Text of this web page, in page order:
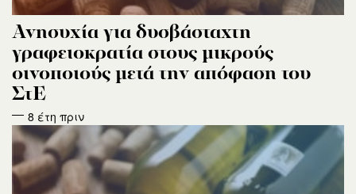
Ανησυχία για δυσβάσταχτη
γραφειοκρατία στους μικρούς
οινοποιούς μετά την απόφαση του
ΣτΕ
8 έτη πριν